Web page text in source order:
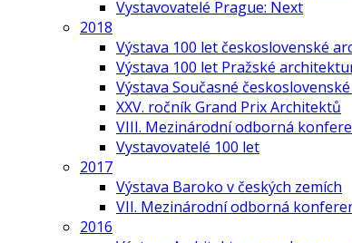
Vystavovatelé Prague: Next
2018
Výstava 100 let československé
Výstava 100 let Pražské
Výstava Současné
XXV. ročník Grand Prix Architektů
VIII. Mezinárodní odborná
Vystavovatelé 100 let
2017
Výstava Baroko v českých zemích
VII. Mezinárodní odborná
2016